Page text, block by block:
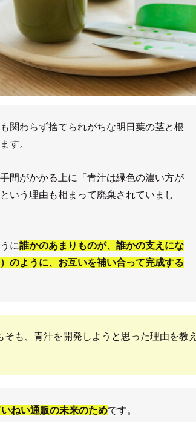
関わらず捨てられがちな明日葉の茎と根
す。
間がかかる上に「青汁は緑色の濃い方が
いう理由も相まって廃棄されていまし
に誰かのあまりものが、誰かの支えにな
のように、お互いを補い合って完成する
も、青汁を開発しようと思った理由を教え
ねい通販の未来のためです。